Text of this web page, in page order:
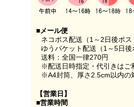
■メール便
ネコポス配送（1～2日後ポ
ゆうパケット配送（1～5日
送料：全国一律270円
※配送日時指定・代引きはご
※A4封筒、厚さ2.5cm以内の
【営業日】
■営業時間